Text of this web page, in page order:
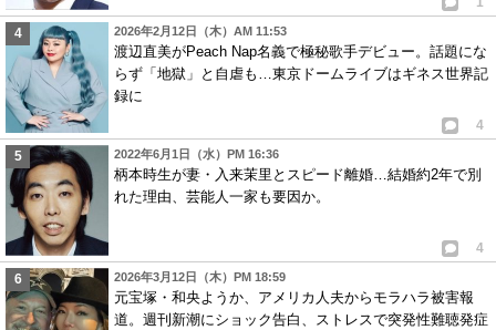
2026年2月12日（木）AM 11:53
渡辺直美がPeach Nap名義で極秘歌手デビュー。話題にな
らず「地獄」と自虐も…東京ドームライブはギネス世界記
録に
4
2022年6月1日（水）PM 16:36
柄本時生が妻・入来茉里とスピード離婚…結婚約2年で別
れた理由、芸能人一家も要因か。
4
2026年3月12日（木）PM 18:59
元宝塚・和央ようか、アメリカ人夫からモラハラ被害報
道。週刊新潮にショック告白、ストレスで突発性難聴発症